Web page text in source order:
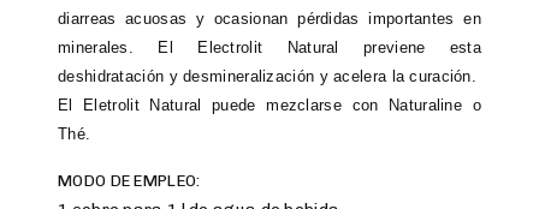
diarreas acuosas y ocasionan pérdidas importantes en
minerales. El Electrolit Natural previene esta
deshidratación y desmineralización y acelera la curación.
El Eletrolit Natural puede mezclarse con Naturaline o
Thé.
MODO DE EMPLEO: